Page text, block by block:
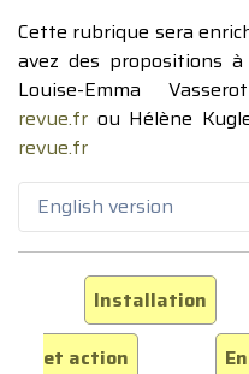
Cette rubrique sera
avez des propositions
Louise-Emma
revue.fr ou Hélène
revue.fr
English version
Installation
et action